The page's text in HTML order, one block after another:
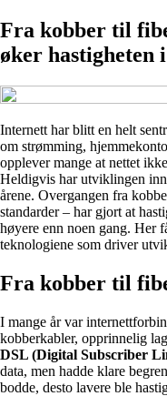
Fra kobber til
øker hastigheten
Internett har blitt en helt
om strømming,
opplever mange at nettet
Heldigvis har utviklingen
årene. Overgangen fra
standarder – har gjort at
høyere enn noen gang. Her
teknologiene som driver
Fra kobber til
I mange år var
kobberkabler, opprinnelig
DSL (Digital Subscriber
data, men hadde klare
bodde, desto lavere ble